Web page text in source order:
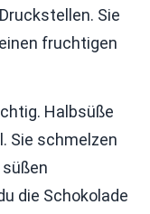
Sie
fruchtigen
Halbsüße
Sie schmelzen
die Schokolade